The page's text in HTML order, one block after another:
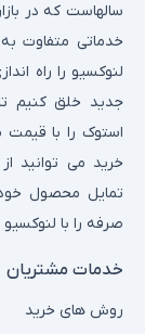
سالهاست که در
خدماتی متفاوت
لنوکسیو را راه
جدید خلق کنیم تا
استوک را با
خرید می توانید
تمایل محصول
صرفه را با
خدمات مشتریان
روش های خرید